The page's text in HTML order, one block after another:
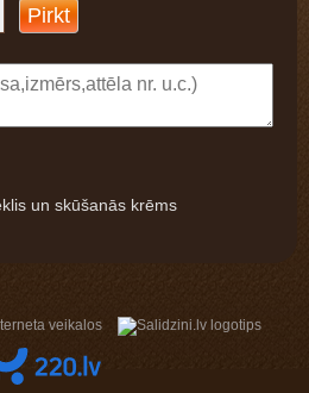
Pirkt
un skūšanās krēms